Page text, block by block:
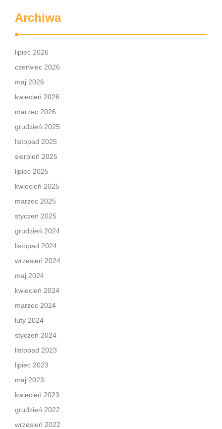
Archiwa
lipiec 2026
czerwiec 2026
maj 2026
kwiecień 2026
marzec 2026
grudzień 2025
listopad 2025
sierpień 2025
lipiec 2025
kwiecień 2025
marzec 2025
styczeń 2025
grudzień 2024
listopad 2024
wrzesień 2024
maj 2024
kwiecień 2024
marzec 2024
luty 2024
styczeń 2024
listopad 2023
lipiec 2023
maj 2023
kwiecień 2023
grudzień 2022
wrzesień 2022